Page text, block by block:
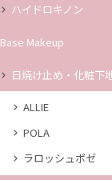
ハイドロキノン
Base Makeup
日焼け止め・化粧下
ALLIE
POLA
ラロッシュポゼ